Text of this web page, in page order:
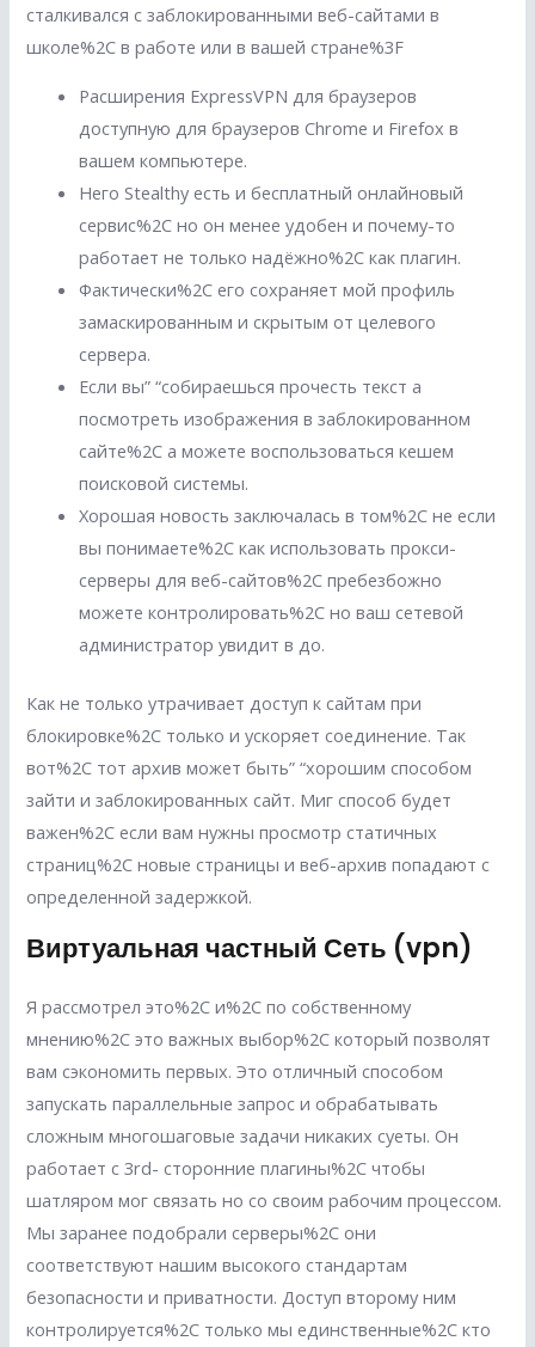
сталкивался с заблокированными веб-сайтами в
школе%2C в работе или в вашей стране%3F
Расширения ExpressVPN для браузеров
доступную для браузеров Chrome и Firefox в
вашем компьютере.
Него Stealthy есть и бесплатный онлайновый
сервис%2C но он менее удобен и почему-то
работает не только надёжно%2C как плагин.
Фактически%2C его сохраняет мой профиль
замаскированным и скрытым от целевого
сервера.
Если вы” “собираешься прочесть текст а
посмотреть изображения в заблокированном
сайте%2C а можете воспользоваться кешем
поисковой системы.
Хорошая новость заключалась в том%2C не если
вы понимаете%2C как использовать прокси-
серверы для веб-сайтов%2C пребезбожно
можете контролировать%2C но ваш сетевой
администратор увидит в до.
Как не только утрачивает доступ к сайтам при
блокировке%2C только и ускоряет соединение. Так
вот%2C тот архив может быть” “хорошим способом
зайти и заблокированных сайт. Миг способ будет
важен%2C если вам нужны просмотр статичных
страниц%2C новые страницы и веб-архив попадают с
определенной задержкой.
Виртуальная частный Сеть (vpn)
Я рассмотрел это%2C и%2C по собственному
мнению%2C это важных выбор%2C который позволят
вам сэкономить первых. Это отличный способом
запускать параллельные запрос и обрабатывать
сложным многошаговые задачи никаких суеты. Он
работает с 3rd- сторонние плагины%2C чтобы
шатляром мог связать но со своим рабочим процессом.
Мы заранее подобрали серверы%2C они
соответствуют нашим высокого стандартам
безопасности и приватности. Доступ второму ним
контролируется%2C только мы единственные%2C кто